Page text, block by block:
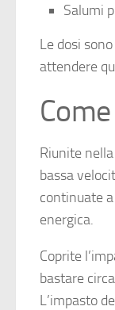
Salumi
Le dosi
attendere
Riunite
bassa
continuate
energica.
Coprite
bastare
L’impasto